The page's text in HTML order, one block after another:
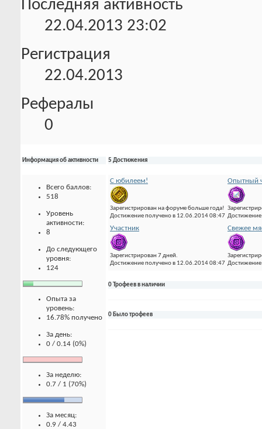
Последняя активность
22.04.2013 23:02
Регистрация
22.04.2013
Рефералы
0
Информация об активности
Всего баллов:
518
Уровень
активности:
8
До следующего
уровня:
124
Опыта за
уровень:
16.78% получено
За день:
0 / 0.14 (0%)
За неделю:
0.7 / 1 (70%)
За месяц:
0.9 / 4.43
5 Достижения
С юбилеем!
Зарегистрирован на форуме больше года!
Достижение получено в 12.06.2014 08:47
Опытный
Участник
Зарегистрирован 7 дней.
Достижение получено в 12.06.2014 08:47
Свежее
0 Трофеев в наличии
0 Было трофеев